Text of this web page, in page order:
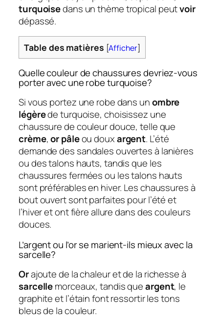
turquoisedans un thème tropical peutvoir
dépassé.
Table des matières [Afficher]
Quelle couleur de chaussures devriez-vous
porter avec une robe turquoise?
Si vous portez une robe dans unombre
légèrede turquoise, choisissez une
chaussure de couleur douce, telle que
crème,or pâleou douxargent. L’été
demande des sandales ouvertes à lanières
ou des talons hauts, tandis que les
chaussures fermées ou les talons hauts
sont préférables en hiver. Les chaussures à
bout ouvert sont parfaites pour l’été et
l’hiver et ont fière allure dans des couleurs
douces.
L’argent ou l’or se marient-ils mieux avec la
sarcelle?
Orajoute de la chaleur et de la richesse à
sarcellemorceaux, tandis queargent, le
graphite et l’étain font ressortir les tons
bleus de la couleur.